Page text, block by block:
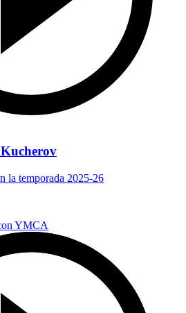
Kucherov
la temporada 2025-26